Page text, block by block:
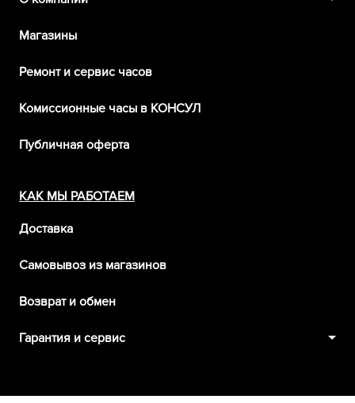
Магазины
Ремонт и сервис часов
Комиссионные часы в КОНСУЛ
Публичная оферта
КАК МЫ РАБОТАЕМ
Доставка
Самовывоз из магазинов
Возврат и обмен
Гарантия и сервис